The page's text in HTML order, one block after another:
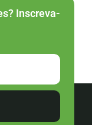
Inscreva-